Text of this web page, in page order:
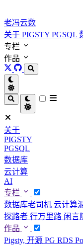
老冯云数
关于 PIGSTY PGSQL
专栏
作品
关于
PIGSTY
PGSQL
数据库
云计算
AI
专栏
数据库老司机 云计算
探路者 行万里路 闲言
作品
Pigsty, 开源 PG RDS